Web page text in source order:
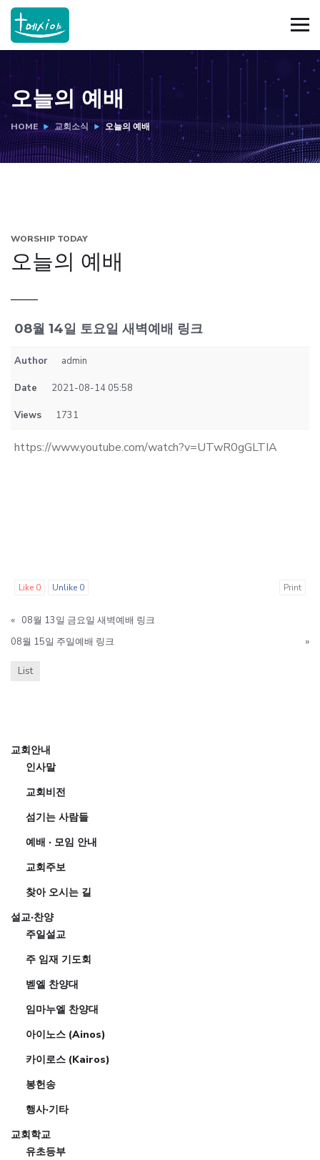
오늘의 예배
HOME 교회소식 오늘의 예배
WORSHIP TODAY
오늘의 예배
08월 14일 토요일 새벽예배 링크
Author admin
Date 2021-08-14 05:58
Views 1731
https://www.youtube.com/watch?v=UTwR0gGLTIA
Like 0 Unlike 0 Print
« 08월 13일 금요일 새벽예배 링크
08월 15일 주일예배 링크
»
List
교회안내
인사말
교회비전
섬기는 사람들
예배 · 모임 안내
교회주보
찾아 오시는 길
설교·찬양
주일설교
주 임재 기도회
벧엘 찬양대
임마누엘 찬양대
아이노스 (Ainos)
카이로스 (Kairos)
봉헌송
행사·기타
교회학교
유초등부